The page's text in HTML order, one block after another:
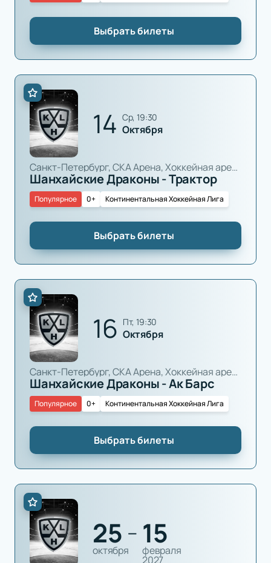
Выбрать билеты
14 ср, 19:30
Октября
Санкт-Петербург, СКА Арена, Хоккейная арена
Шанхайские Драконы - Трактор
0+ Континентальная Хоккейная Лига
Популярное
Выбрать билеты
16 пт, 19:30
Октября
Санкт-Петербург, СКА Арена, Хоккейная арена
Шанхайские Драконы - Ак Барс
0+ Континентальная Хоккейная Лига
Популярное
Выбрать билеты
25
октября
— 15
февраля
2027